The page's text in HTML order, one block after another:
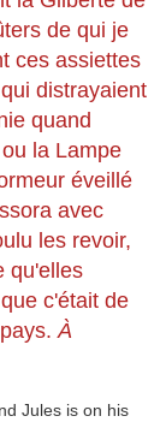
de qui je
ces assiettes
distrayaient
quand
la Lampe
éveillé
avec
les revoir,
qu'elles
c'était de
pays.À
Jules is on his